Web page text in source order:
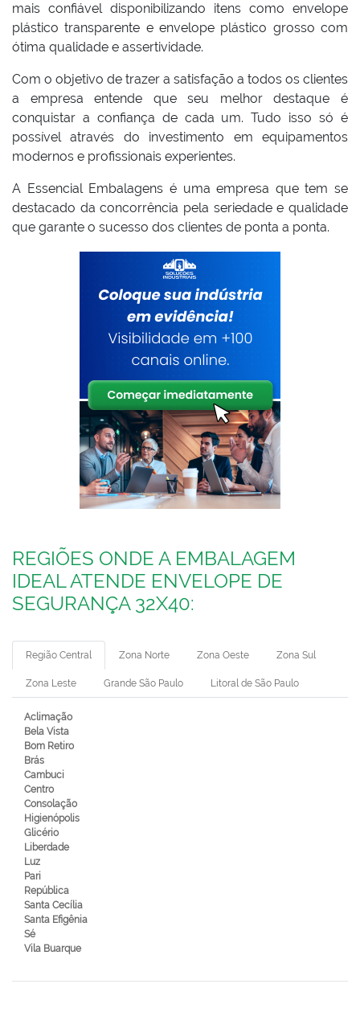
mais confiável disponibilizando itens como envelope
plástico transparente e envelope plástico grosso com
ótima qualidade e assertividade.
Com o objetivo de trazer a satisfação a todos os clientes
a empresa entende que seu melhor destaque é
conquistar a confiança de cada um. Tudo isso só é
possível através do investimento em equipamentos
modernos e profissionais experientes.
A Essencial Embalagens é uma empresa que tem se
destacado da concorrência pela seriedade e qualidade
que garante o sucesso dos clientes de ponta a ponta.
REGIÕES ONDE A EMBALAGEM
IDEAL ATENDE ENVELOPE DE
SEGURANÇA 32X40:
Região Central Zona Norte Zona Oeste Zona Sul
Zona Leste Grande São Paulo Litoral de São Paulo
Aclimação
Bela Vista
Bom Retiro
Brás
Cambuci
Centro
Consolação
Higienópolis
Glicério
Liberdade
Luz
Pari
República
Santa Cecília
Santa Efigênia
Sé
Vila Buarque